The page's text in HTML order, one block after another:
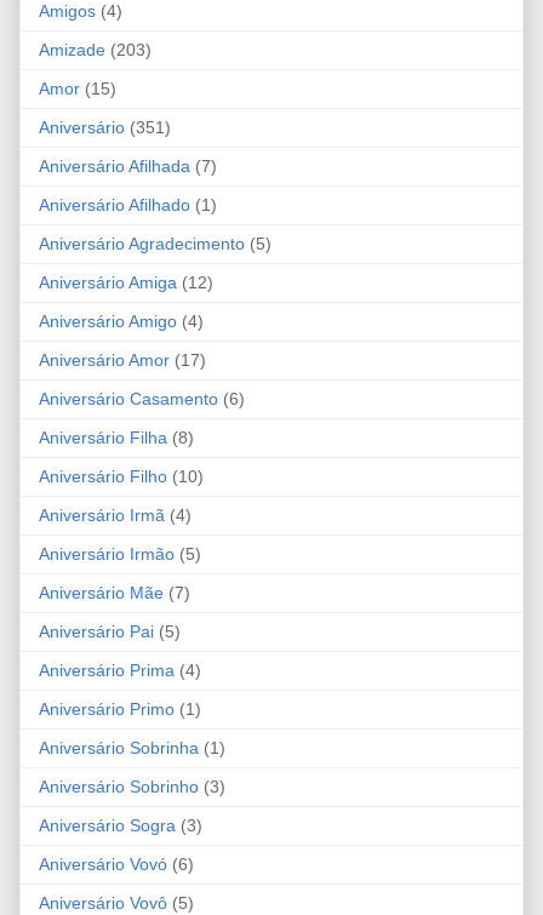
Amigos (4)
Amizade (203)
Amor (15)
Aniversário (351)
Aniversário Afilhada (7)
Aniversário Afilhado (1)
Aniversário Agradecimento (5)
Aniversário Amiga (12)
Aniversário Amigo (4)
Aniversário Amor (17)
Aniversário Casamento (6)
Aniversário Filha (8)
Aniversário Filho (10)
Aniversário Irmã (4)
Aniversário Irmão (5)
Aniversário Mãe (7)
Aniversário Pai (5)
Aniversário Prima (4)
Aniversário Primo (1)
Aniversário Sobrinha (1)
Aniversário Sobrinho (3)
Aniversário Sogra (3)
Aniversário Vovó (6)
Aniversário Vovô (5)